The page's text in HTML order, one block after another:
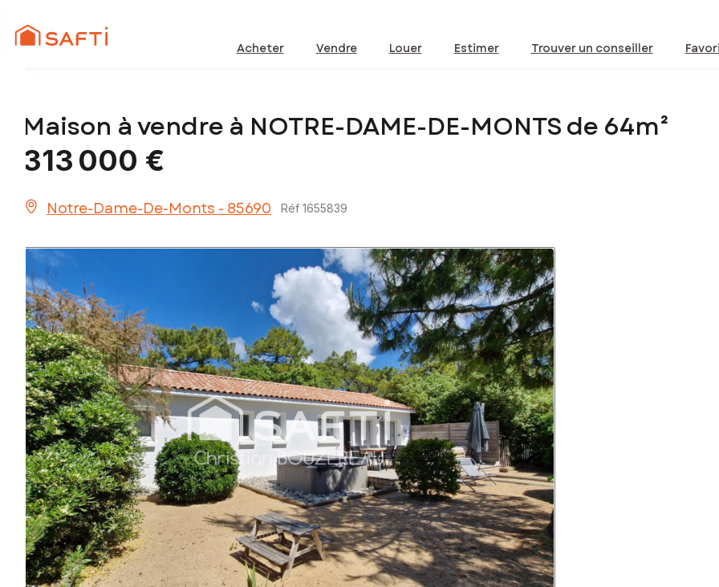
Acheter Vendre Louer Estimer Trouver un conseiller
Maison à vendre à NOTRE-DAME-DE-MONTS de 64m²
313 000 €
Notre-Dame-De-Monts - 85690 Réf 1655839